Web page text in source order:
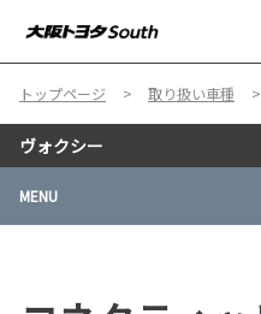
トップページ 取り扱い車種
ヴォクシー
MENU